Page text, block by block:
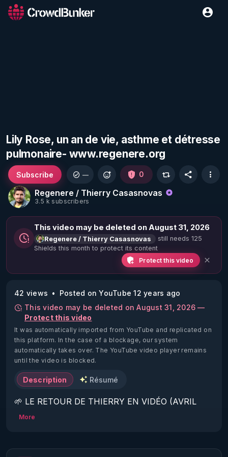
Lily Rose, un an de vie, asthme et détresse
pulmonaire- www.regenere.org
Regenere / Thierry Casasnovas
3.5 k subscribers
Subscribe — 0
This video may be deleted on August 31, 2026
Regenere / Thierry Casasnovas
still needs 125
Shields this month to protect its content
Protect this video
42 views
Posted on YouTube 12 years ago
This video may be deleted on August 31, 2026 —
Protect this video
It was automatically imported from YouTube and replicated on
this platform. In the case of a blockage, our system
automatically takes over. The YouTube video player remains
until the video is blocked.
Description Résumé
🌱 LE RETOUR DE THIERRY EN VIDÉO (AVRIL
2022)!
https://www.rgnr.fr/presentation.html
More